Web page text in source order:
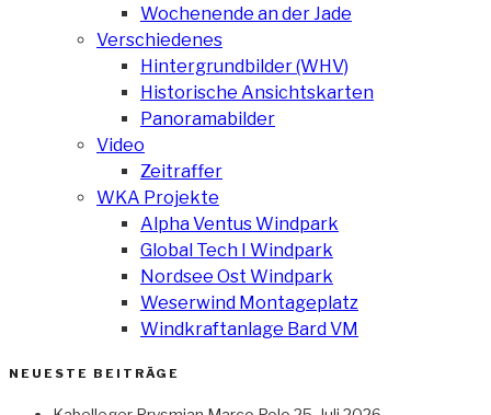
Wochenende an der Jade
Verschiedenes
Hintergrundbilder (WHV)
Historische Ansichtskarten
Panoramabilder
Video
Zeitraffer
WKA Projekte
Alpha Ventus Windpark
Global Tech I Windpark
Nordsee Ost Windpark
Weserwind Montageplatz
Windkraftanlage Bard VM
NEUESTE BEITRÄGE